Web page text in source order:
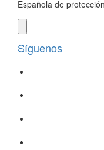
Española de
Síguenos